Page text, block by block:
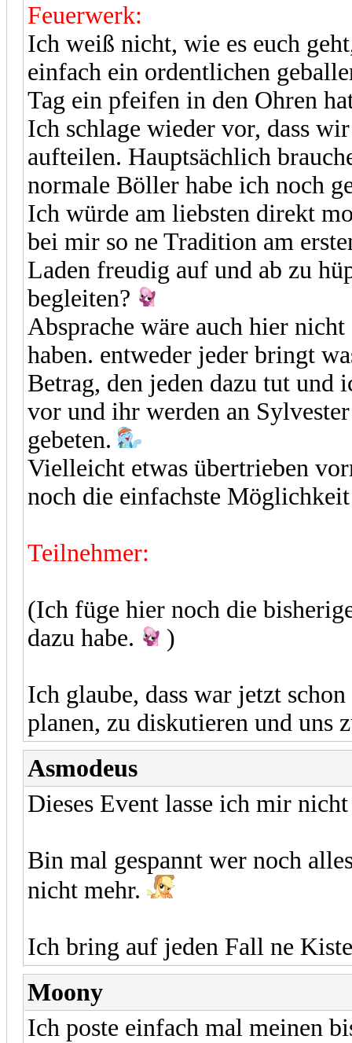
Feuerwerk:
Ich weiß nicht, wie es euch
einfach ein ordentlichen
Tag ein pfeifen in den Ohren
Ich schlage wieder vor, dass
aufteilen. Hauptsächlich
normale Böller habe ich noch
Ich würde am liebsten direkt
bei mir so ne Tradition am
Laden freudig auf und ab zu
begleiten?
Absprache wäre auch hier
haben. entweder jeder bringt
Betrag, den jeden dazu tut und
vor und ihr werden an
gebeten.
Vielleicht etwas übertrieben
noch die einfachste
Teilnehmer:
(Ich füge hier noch die
dazu habe.
)
Ich glaube, dass war jetzt
planen, zu diskutieren und uns
Asmodeus
Dieses Event lasse ich mir
Bin mal gespannt wer noch
nicht mehr.
Ich bring auf jeden Fall ne
Moony
Ich poste einfach mal meinen